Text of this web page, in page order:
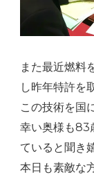
また最近燃料
し昨年特許を
この技術を国
幸い奥様も83
ていると聞き
本日も素敵な